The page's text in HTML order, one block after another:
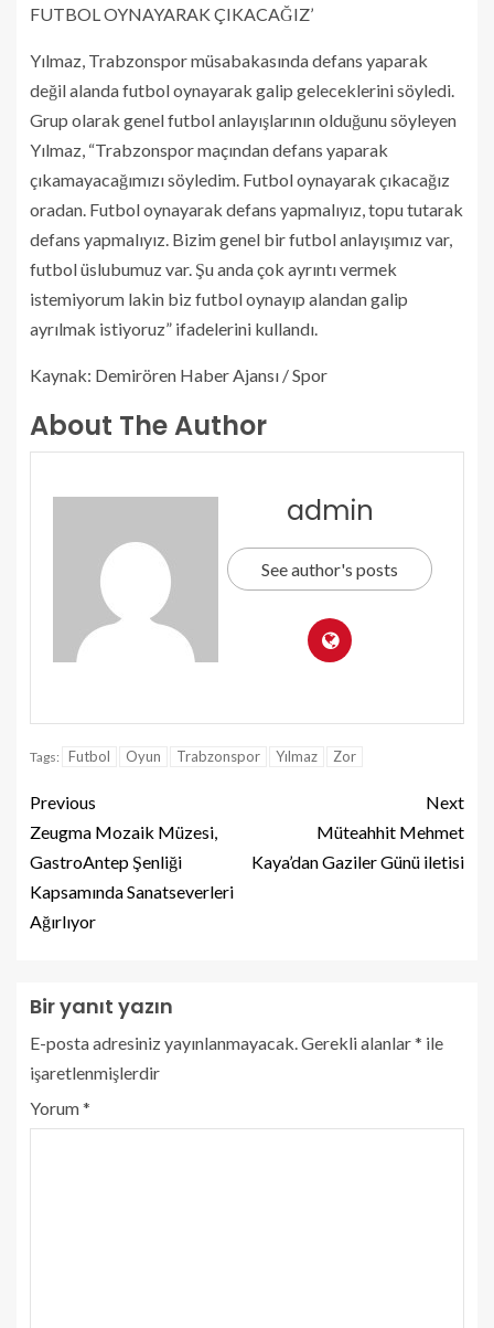
FUTBOL OYNAYARAK ÇIKACAĞIZ’
Yılmaz, Trabzonspor müsabakasında defans yaparak
değil alanda futbol oynayarak galip geleceklerini söyledi.
Grup olarak genel futbol anlayışlarının olduğunu söyleyen
Yılmaz, “Trabzonspor maçından defans yaparak
çıkamayacağımızı söyledim. Futbol oynayarak çıkacağız
oradan. Futbol oynayarak defans yapmalıyız, topu tutarak
defans yapmalıyız. Bizim genel bir futbol anlayışımız var,
futbol üslubumuz var. Şu anda çok ayrıntı vermek
istemiyorum lakin biz futbol oynayıp alandan galip
ayrılmak istiyoruz” ifadelerini kullandı.
Kaynak: Demirören Haber Ajansı / Spor
About The Author
admin
See author's posts
Tags: Futbol Oyun Trabzonspor Yılmaz Zor
Previous
Zeugma Mozaik Müzesi,
GastroAntep Şenliği
Kapsamında Sanatseverleri
Ağırlıyor
Next
Müteahhit Mehmet
Kaya’dan Gaziler Günü iletisi
Bir yanıt yazın
E-posta adresiniz yayınlanmayacak.Gerekli alanlar* ile
işaretlenmişlerdir
Yorum*